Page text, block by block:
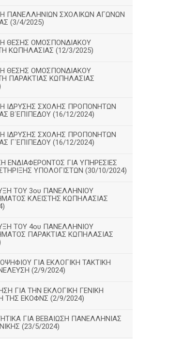
ΠΑΝΕΛΛΗΝΙΩΝ ΣΧΟΛΙΚΩΝ ΑΓΩΝΩΝ
(3/4/2025)
ΘΕΣΗΣ ΟΜΟΣΠΟΝΔΙΑΚΟΥ
ΚΩΠΗΛΑΣΙΑΣ (12/3/2025)
ΘΕΣΗΣ ΟΜΟΣΠΟΝΔΙΑΚΟΥ
ΠΑΡΑΚΤΙΑΣ ΚΩΠΗΛΑΣΙΑΣ
ΙΔΡΥΣΗΣ ΣΧΟΛΗΣ ΠΡΟΠΟΝΗΤΩΝ
Β΄ΕΠΙΠΕΔΟΥ (16/12/2024)
ΙΔΡΥΣΗΣ ΣΧΟΛΗΣ ΠΡΟΠΟΝΗΤΩΝ
Γ΄ΕΠΙΠΕΔΟΥ (16/12/2024)
ΕΝΔΙΑΦΕΡΟΝΤΟΣ ΓΙΑ ΥΠΗΡΕΣΙΕΣ
ΥΠΟΛΟΓΙΣΤΩΝ (30/10/2024)
ΤΟΥ 3ου ΠΑΝΕΛΛΗΝΙΟΥ
ΚΛΕΙΣΤΗΣ ΚΩΠΗΛΑΣΙΑΣ
ΤΟΥ 4ου ΠΑΝΕΛΛΗΝΙΟΥ
ΠΑΡΑΚΤΙΑΣ ΚΩΠΗΛΑΣΙΑΣ
ΓΙΑ ΕΚΛΟΓΙΚΗ ΤΑΚΤΙΚΗ
(2/9/2024)
ΓΙΑ ΤΗΝ ΕΚΛΟΓΙΚΗ ΓΕΝΙΚΗ
ΤΗΣ ΕΚΟΦΝΣ (2/9/2024)
ΓΙΑ ΒΕΒΑΙΩΣΗ ΠΑΝΕΛΛΗΝΙΑΣ
(23/5/2024)